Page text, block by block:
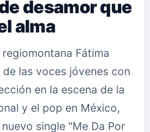
desamor que
alma
Fátima
de las voces jóvenes con
en la escena de la
y el pop en México,
single "Me Da Por